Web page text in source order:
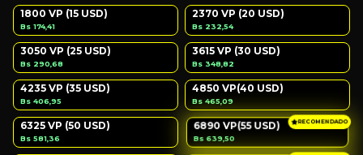
1800 VP (15 USD)
Bs 174,41
2370 VP (20 USD)
Bs 232,54
3050 VP (25 USD)
Bs 290,68
3615 VP (30 USD)
Bs 348,82
4235 VP (35 USD)
Bs 406,95
4850 VP(40 USD)
Bs 465,09
6325 VP (50 USD)
Bs 581,36
RECOMENDADO
6890 VP(55 USD)
Bs 639,50